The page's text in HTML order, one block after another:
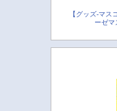
【グッズ-マス
ーゼマ